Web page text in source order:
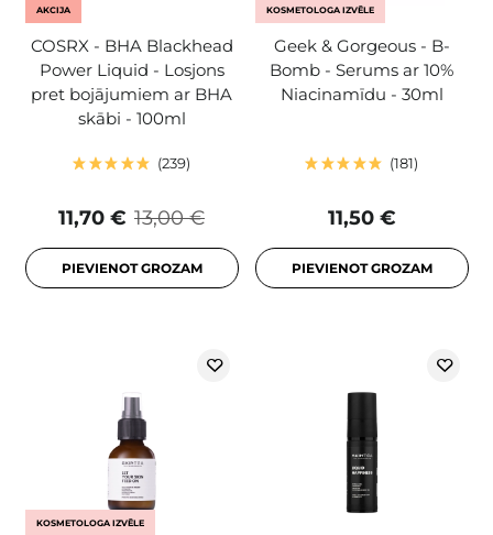
AKCIJA
COSRX - BHA Blackhead
Power Liquid - Losjons
pret bojājumiem ar BHA
skābi - 100ml
239
13,00 €
11,70 €
PIEVIENOT GROZAM
KOSMETOLOGA IZVĒLE
Geek & Gorgeous - B-
Bomb - Serums ar 10%
Niacinamīdu - 30ml
181
11,50 €
PIEVIENOT GROZAM
KOSMETOLOGA IZVĒLE